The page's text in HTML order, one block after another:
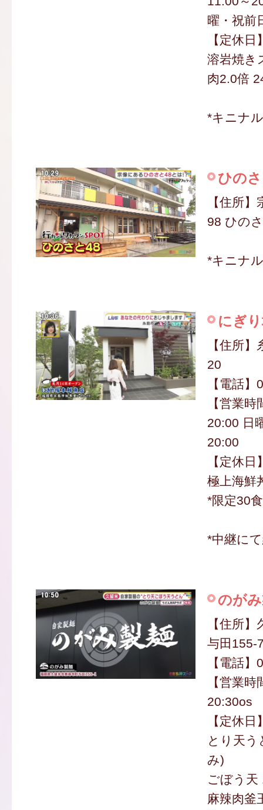
曜・祝前
【定休日
溶岩焼き
肉2.0倍
*キニナ
ひの
【住所
98 ひの
*キニナ
にぎ
【住所
20
【電話
【営業
20:00 日
20:00
【定休日
極上海鮮
*限定30食
*中継に
のが
【住所
与田155-
【電話
【営業
20:30os
【定休
とり天う
み)
ごぼう天
麻辣肉釜